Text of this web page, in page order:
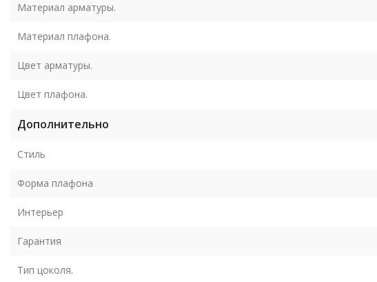
Материал арматуры.
Материал плафона.
Цвет арматуры.
Цвет плафона.
Дополнительно
Стиль
Форма плафона
Интерьер
Гарантия
Тип цоколя.